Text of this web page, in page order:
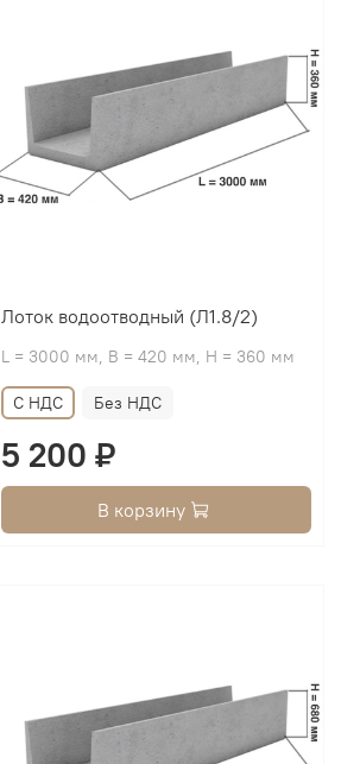
Лоток водоотводный (Л1.8/2)
L = 3000 мм, B = 420 мм, H = 360 мм
С НДС Без НДС
5 200 ₽
В корзину